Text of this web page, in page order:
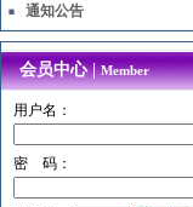
通知公告
会员中心 |Member
用户名：
密 码：